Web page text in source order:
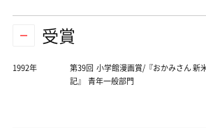
受賞
1992年
第39回 小学館漫画賞/『おかみさん 新
記』 青年一般部門